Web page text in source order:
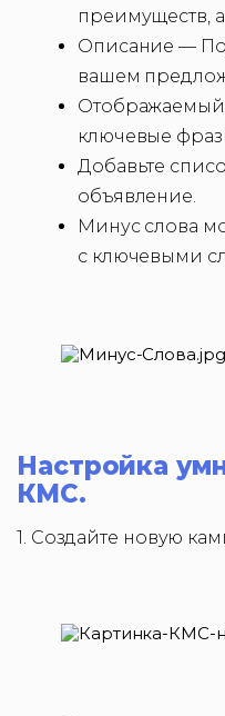
преимуществ,
Описание —
вашем
Отображаемый
ключевые
Добавьте
объявление.
Минус слова
с ключевыми
Настройка
КМС.
1. Создайте новую